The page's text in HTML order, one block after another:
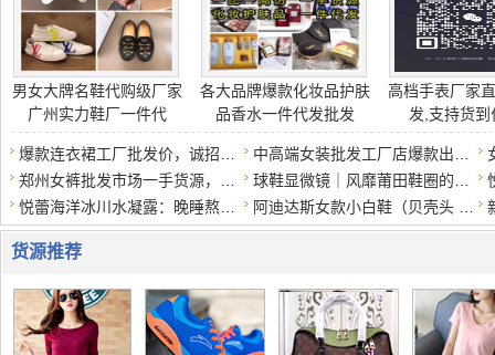
男女大牌名鞋代购级厂家
广州实力鞋厂一件代
各大品牌爆款化妆品护肤
品香水一件代发批发
高档手表厂家
发,支持货到
货源推荐